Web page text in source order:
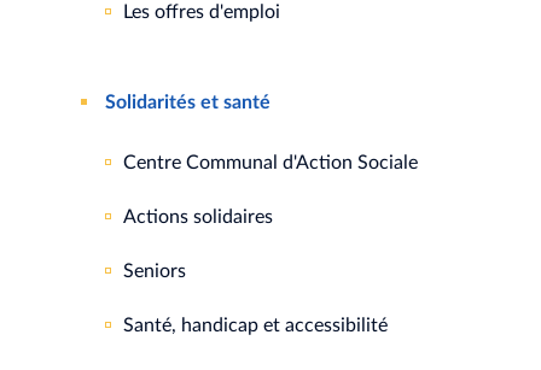
Les offres d'emploi
Solidarités et santé
Centre Communal d'Action Sociale
Actions solidaires
Seniors
Santé, handicap et accessibilité